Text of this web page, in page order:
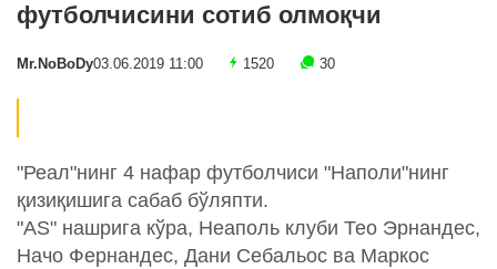
футболчисини сотиб олмоқчи
Mr.NoBoDy03.06.2019 11:00 1520 30
"Реал"нинг 4 нафар футболчиси "Наполи"нинг
қизиқишига сабаб бўляпти.
"AS" нашрига кўра, Неаполь клуби Тео Эрнандес,
Начо Фернандес, Дани Себальос ва Маркос